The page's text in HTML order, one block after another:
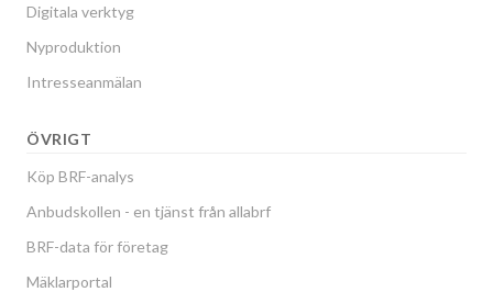
Digitala verktyg
Nyproduktion
Intresseanmälan
ÖVRIGT
Köp BRF-analys
Anbudskollen - en tjänst från allabrf
BRF-data för företag
Mäklarportal